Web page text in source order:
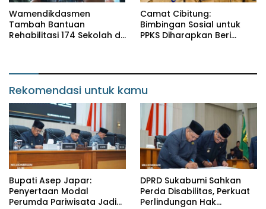
Wamendikdasmen
Tambah Bantuan
Rehabilitasi 174 Sekolah di
Camat Cibitung:
Bimbingan Sosial untuk
PPKS Diharapkan Beri
Rekomendasi untuk kamu
Bupati Asep Japar:
Penyertaan Modal
Perumda Pariwisata Jadi
DPRD Sukabumi Sahkan
Perda Disabilitas, Perkuat
Perlindungan Hak